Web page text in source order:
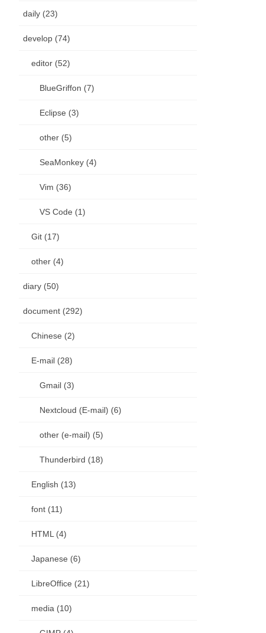
daily (23)
develop (74)
editor (52)
BlueGriffon (7)
Eclipse (3)
other (5)
SeaMonkey (4)
Vim (36)
VS Code (1)
Git (17)
other (4)
diary (50)
document (292)
Chinese (2)
E-mail (28)
Gmail (3)
Nextcloud (E-mail) (6)
other (e-mail) (5)
Thunderbird (18)
English (13)
font (11)
HTML (4)
Japanese (6)
LibreOffice (21)
media (10)